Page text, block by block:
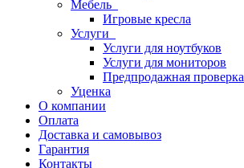
Мебель
Игровые кресла
Услуги
Услуги для ноутбуков
Услуги для мониторов
Предпродажная проверка
Уценка
О компании
Оплата
Доставка и самовывоз
Гарантия
Контакты